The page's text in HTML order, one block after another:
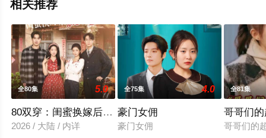
相关推荐
全80集 5.0
80双穿：闺蜜换嫁后赢麻了
2026 / 大陆 / 内详
全75集 4.0
豪门女佣
豪门女佣
全81集
哥哥们
哥哥们的